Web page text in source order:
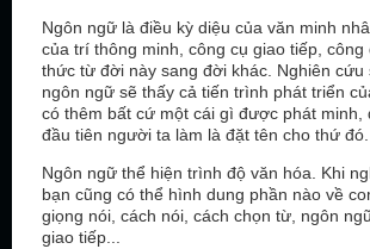
Ngôn ngữ là điều kỳ diệu của văn minh
của trí thông minh, công cụ giao tiếp, công
thức từ đời này sang đời khác. Nghiên cứu
ngôn ngữ sẽ thấy cả tiến trình phát triển
có thêm bất cứ một cái gì được phát minh,
đầu tiên người ta làm là đặt tên cho thứ đó.
Ngôn ngữ thể hiện trình độ văn hóa. Khi
bạn cũng có thể hình dung phần nào về
giọng nói, cách nói, cách chọn từ, ngôn
giao tiếp...